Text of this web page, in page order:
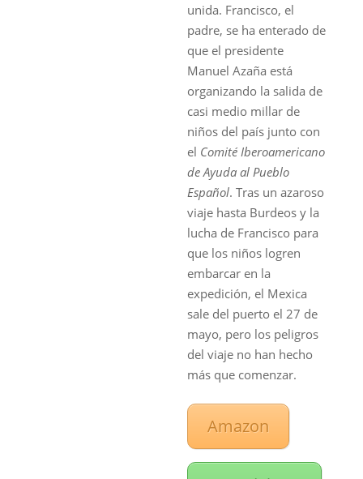
unida. Francisco, el
padre, se ha enterado de
que el presidente
Manuel Azaña está
organizando la salida de
casi medio millar de
niños del país junto con
el Comité Iberoamericano
de Ayuda al Pueblo
Español. Tras un azaroso
viaje hasta Burdeos y la
lucha de Francisco para
que los niños logren
embarcar en la
expedición, el Mexica
sale del puerto el 27 de
mayo, pero los peligros
del viaje no han hecho
más que comenzar.
Amazon